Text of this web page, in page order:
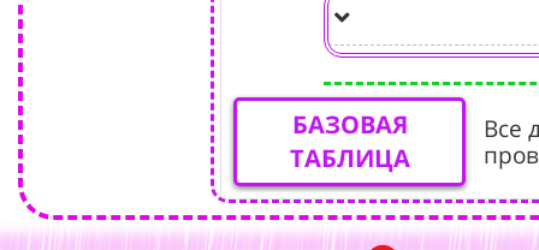
БАЗОВАЯ
ТАБЛИЦА
Все